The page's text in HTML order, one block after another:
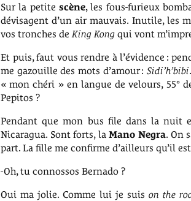
Sur la petitescène, les fous-furieux
dévisagent d’un air mauvais. Inutile, les
vos tronches de King Kong qui vont
Et puis, faut vous rendre à l’évidence :
me gazouille des mots d’amour : Sidi’h’bibi
« mon chéri » en langue de velours, 55°
Pepitos ?
Pendant que mon bus file dans la nuit
Nicaragua. Sont forts, laMano Negra. On
part. La fille me confirme d’ailleurs qu’il
-Oh, tu connossos Bernado ?
Oui ma jolie. Comme lui je suis on the